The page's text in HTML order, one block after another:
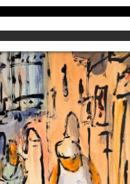
CASA MAGÍ
II
Farreres
390€